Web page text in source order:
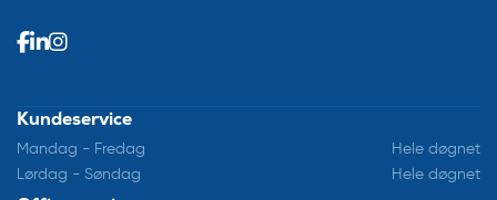
Kundeservice
Mandag - Fredag
Hele døgnet
Lørdag - Søndag
Hele døgnet